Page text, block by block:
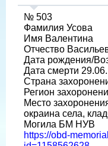
№ 503
Фамилия Усова
Имя Валентина
Отчество
Дата рождения/
Дата смерти
Страна
Регион
Место
окраина села,
Могила БМ НУВ
https://obd-